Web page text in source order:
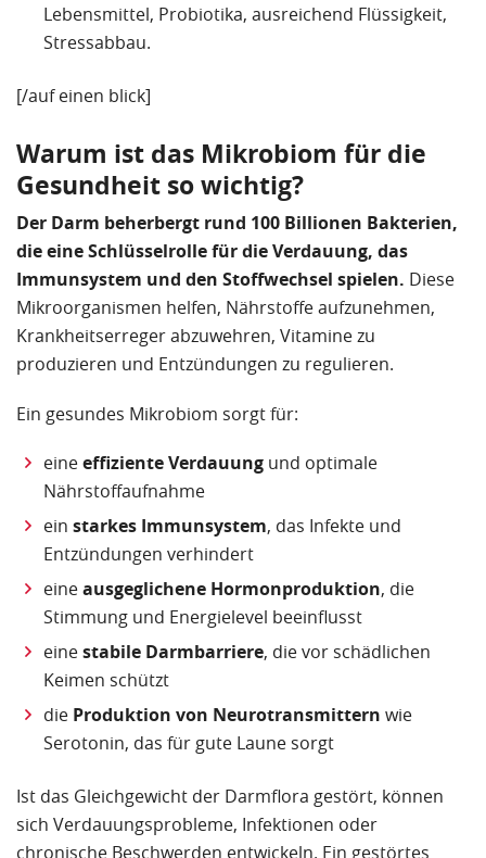
Lebensmittel, Probiotika, ausreichend Flüssigkeit,
Stressabbau.
[/auf einen blick]
Warum ist das Mikrobiom für die
Gesundheit so wichtig?
Der Darm beherbergt rund 100 Billionen Bakterien,
die eine Schlüsselrolle für die Verdauung, das
Immunsystem und den Stoffwechsel spielen. Diese
Mikroorganismen helfen, Nährstoffe aufzunehmen,
Krankheitserreger abzuwehren, Vitamine zu
produzieren und Entzündungen zu regulieren.
Ein gesundes Mikrobiom sorgt für:
eineeffiziente Verdauung und optimale
Nährstoffaufnahme
ein starkes Immunsystem, das Infekte und
Entzündungen verhindert
eineausgeglichene Hormonproduktion, die
Stimmung und Energielevel beeinflusst
einestabile Darmbarriere, die vor schädlichen
Keimen schützt
die Produktion von Neurotransmittern wie
Serotonin, das für gute Laune sorgt
Ist das Gleichgewicht der Darmflora gestört, können
sich Verdauungsprobleme, Infektionen oder
chronische Beschwerden entwickeln. Ein gestörtes